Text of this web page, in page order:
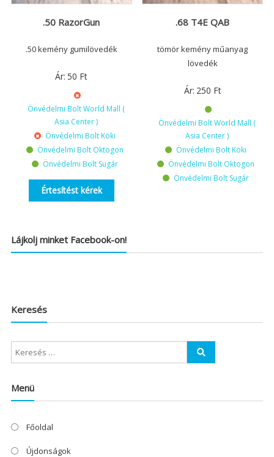
.50 RazorGun
.50 kemény gumilövedék
Ár: 50 Ft
Önvédelmi Bolt World Mall (
Asia Center )
Önvédelmi Bolt Köki
Önvédelmi Bolt Oktogon
Önvédelmi Bolt Sugár
Értesítést kérek
.68 T4E QAB
tömör kemény műanyag
lövedék
Ár: 250 Ft
Önvédelmi Bolt World Mall (
Asia Center )
Önvédelmi Bolt Köki
Önvédelmi Bolt Oktogon
Önvédelmi Bolt Sugár
Lájkolj minket Facebook-on!
Keresés
Menü
Főoldal
Újdonságok